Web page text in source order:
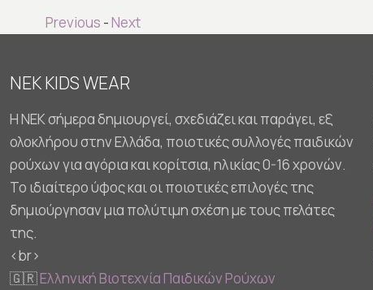
Previous -Next
NEK KIDS WEAR
Η NEK σήμερα δημιουργεί, σχεδιάζει και παράγει, εξ
ολοκλήρου στην Ελλάδα, ποιοτικές συλλογές παιδικών
ρούχων για αγόρια και κορίτσια, ηλικίας 0-16 χρονών.
Το ιδιαίτερο ύφος και οι ποιοτικές επιλογές της
δημιούργησαν μια πολύτιμη σχέση με τους πελάτες
της.
<br>
🇬🇷Ελληνική Βιοτεχνία Παιδικών Ρούχων